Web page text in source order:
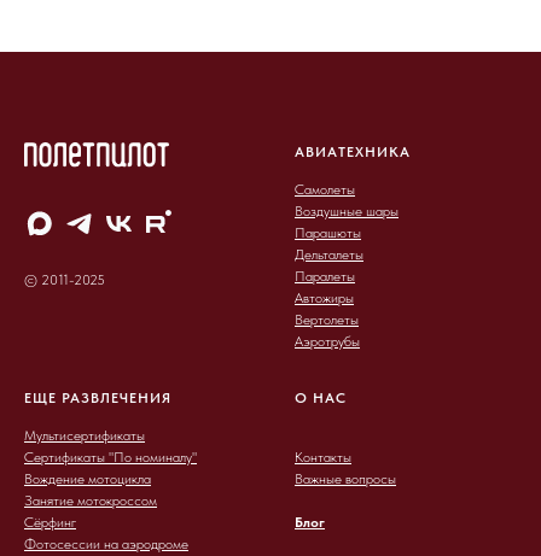
© 2011-2025
АВИАТЕХНИКА
Самолеты
Воздушные шары
Парашюты
Дельталеты
Паралеты
Автожиры
Вертолеты
Аэротрубы
ЕЩЕ РАЗВЛЕЧЕНИЯ
Мультисертификаты
Сертификаты "По номиналу"
Вождение мотоцикла
Занятие мотокроссом
Сёрфинг
Фотосессии на аэродроме
О НАС
Контакты
Важные вопросы
Блог